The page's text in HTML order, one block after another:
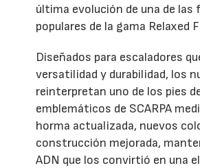
última evolución de una de las
populares de la gama Relaxed
Diseñados para escaladores
versatilidad y durabilidad, los
reinterpretan uno de los pies
emblemáticos de SCARPA
horma actualizada, nuevos
construcción mejorada,
ADN que los convirtió en una